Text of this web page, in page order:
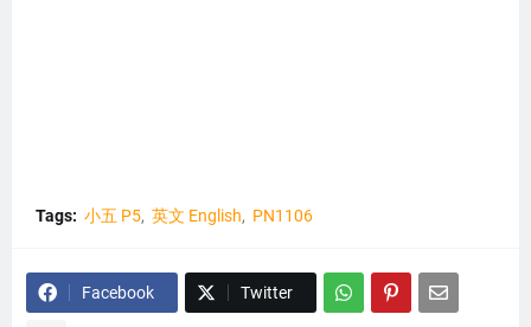
Tags: 小五 P5 英文 English PN1106
Facebook Twitter